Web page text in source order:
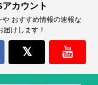
カウント
おすすめ情報の速報な
けします！